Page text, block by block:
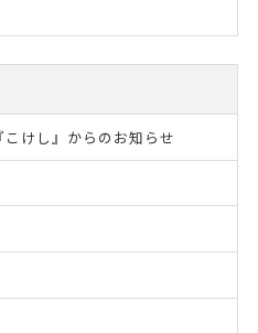
けし』からのお知らせ